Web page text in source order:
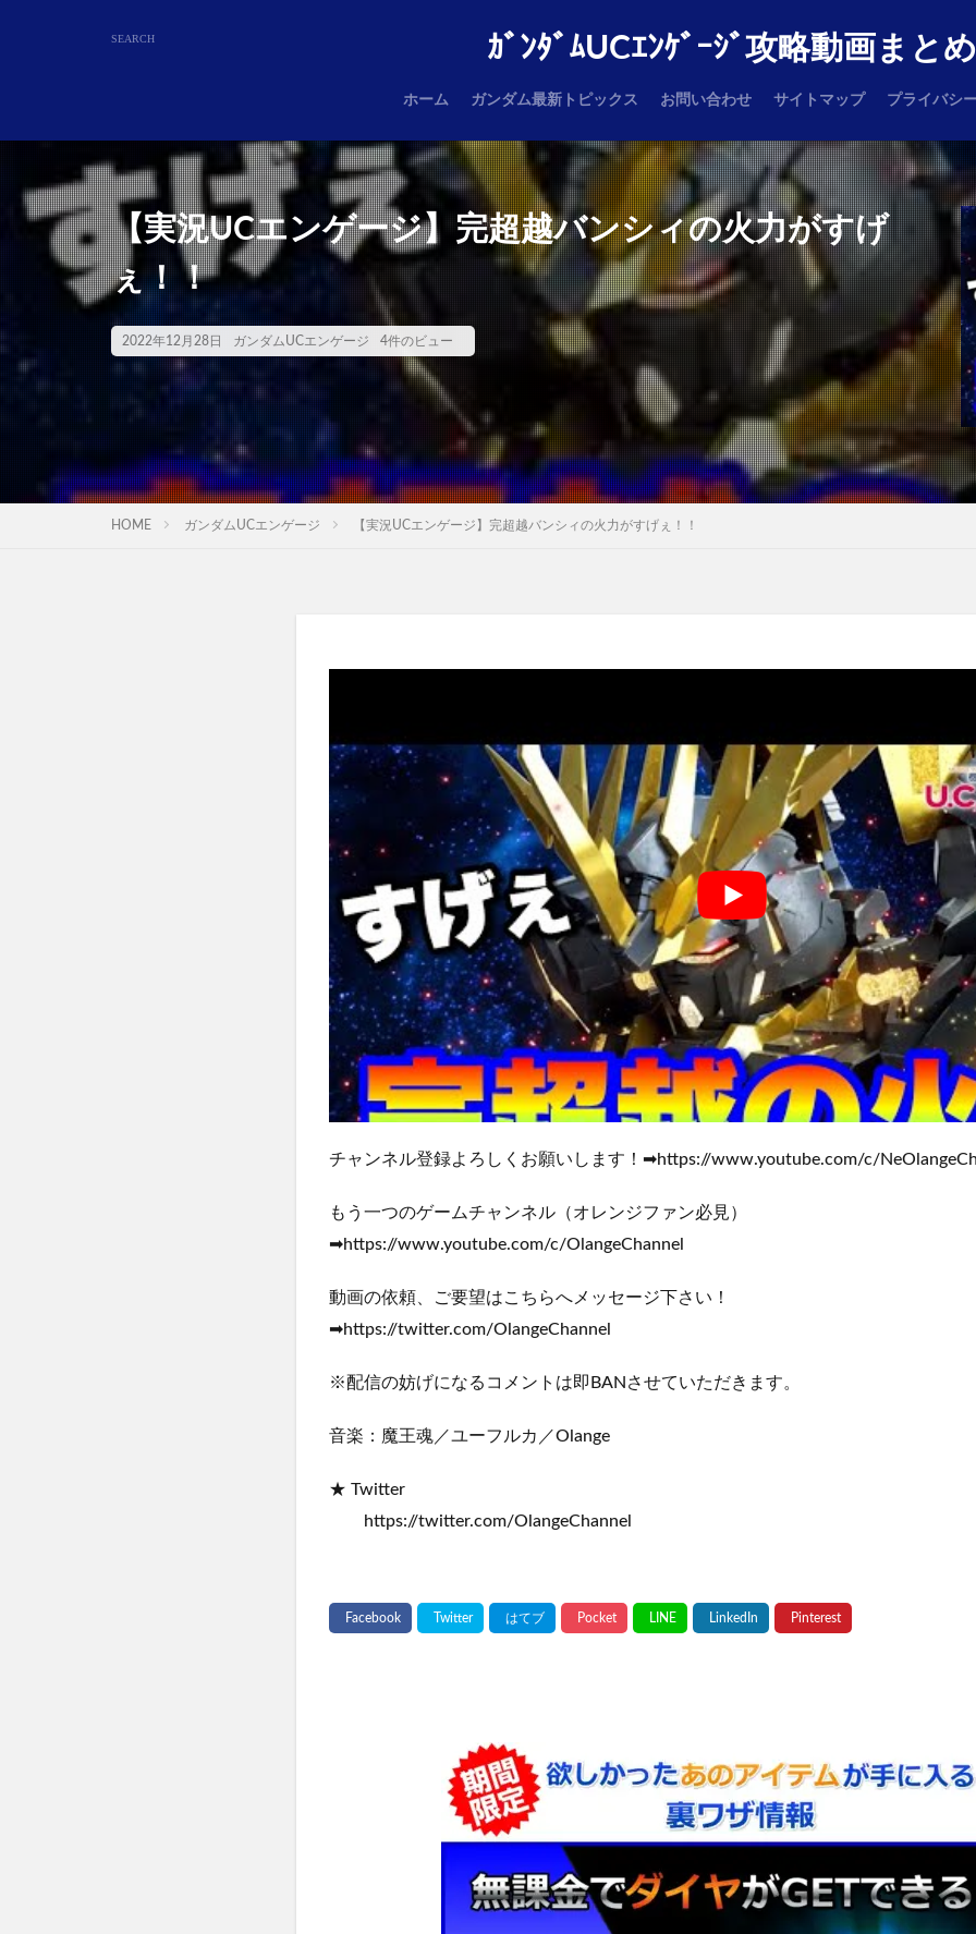
ｶﾞﾝﾀﾞﾑUCｴﾝｹﾞｰｼﾞ攻略動画まとめ
ホーム ガンダム最新トピックス お問い合わせ サイトマップ プライバシ
【実況UCエンゲージ】完超越バンシィの火力がすげ
ぇ！！
2022年12月28日 ガンダムUCエンゲージ 4件のビュー
HOME ガンダムUCエンゲージ 【実況UCエンゲージ】完超越バンシィの火力がすげぇ！！
チャンネル登録よろしくお願いします！➡https://www.youtube.com/c/
もう一つのゲームチャンネル（オレンジファン必見）
➡https://www.youtube.com/c/OlangeChannel
動画の依頼、ご要望はこちらへメッセージ下さい！
➡https://twitter.com/OlangeChannel
※配信の妨げになるコメントは即BANさせていただきます。
音楽：魔王魂／ユーフルカ／Olange
★ Twitter
https://twitter.com/OlangeChannel